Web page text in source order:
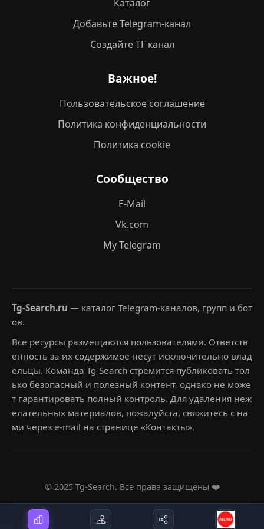
Каталог
Добавьте Telegram-канал
Создайте ТГ канал
Важное!
Пользовательское соглашение
Политика конфиденциальности
Политика cookie
Сообщество
E-Mail
Vk.com
My Telegram
Tg-Search.ru — каталог Telegram-каналов, групп и бот
ов.
Все ресурсы размещаются пользователями. Ответств
енность за их содержимое несут исключительно влад
ельцы. Команда Tg-Search стремится публиковать тол
ько безопасный и полезный контент, однако не може
т гарантировать полный контроль. Для удаления неж
елательных материалов, пожалуйста, свяжитесь с на
ми через e-mail на странице «Контакты».
© 2025 Tg-Search. Все права защищены ❤️